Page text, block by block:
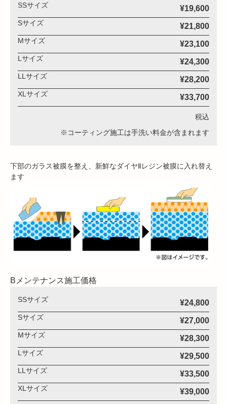
SSサイズ ¥19,600
Sサイズ ¥21,800
Mサイズ ¥23,100
Lサイズ ¥24,300
LLサイズ ¥28,200
XLサイズ ¥33,700
税込
※コーティング施工は手洗い料金が含まれます
下部のガラス被膜を整え、新鮮なダイヤⅡレジン被膜に入れ替え
ます
Bメンテナンス施工価格
SSサイズ ¥24,800
Sサイズ ¥27,000
Mサイズ ¥28,300
Lサイズ ¥29,500
LLサイズ ¥33,500
XLサイズ ¥39,000